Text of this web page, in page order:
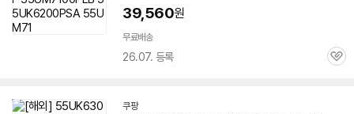
39,560원
무료배송
26.07. 등록
관
쿠팡